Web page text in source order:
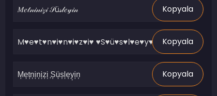
Kopyala
Kopyala
Kopyala